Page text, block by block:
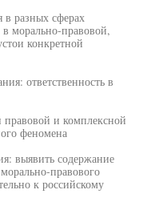
разных сферах
морально-правовой,
конкретной
ответственность в
правовой и комплексной
феномена
выявить содержание
правового
к российскому